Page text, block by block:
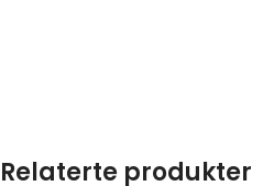
Relaterte produkter